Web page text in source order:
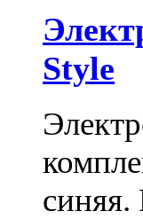
Style
синяя.